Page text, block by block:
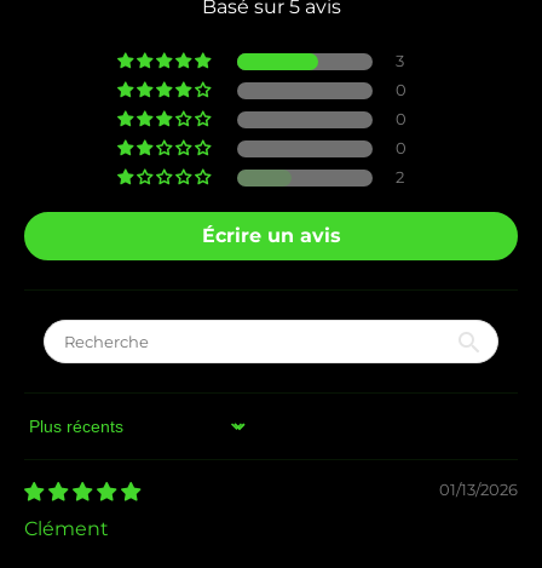
Basé sur 5 avis
3
0
0
0
2
Écrire un avis
Sort by
01/13/2026
Clément